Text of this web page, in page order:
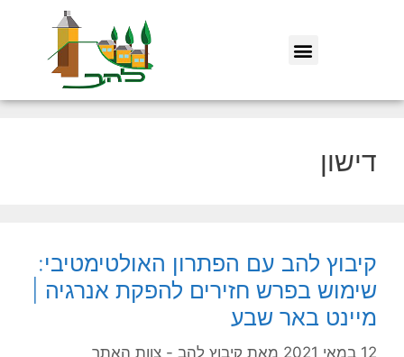
דישון
קיבוץ להב עם הפתרון האולטימטיבי:
שימוש בפרש חזירים להפקת אנרגיה |
מיינט באר שבע
12 במאי 2021 מאת קיבוץ להב - צוות האתר